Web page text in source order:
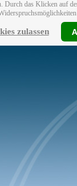
das Klicken auf
zulassen